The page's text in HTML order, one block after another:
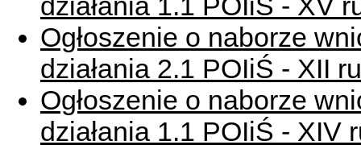
Ogłoszenie o naborze
działania 2.1 POIiŚ - XII
Ogłoszenie o naborze
działania 1.1 POIiŚ - XIV